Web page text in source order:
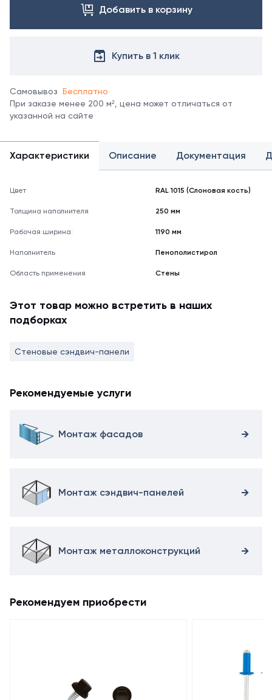
цвета
в
цветов
отображение
цвета
на
может
не
оттенку.
Добавить в корзину
Купить в 1 клик
Самовывоз Бесплатно
При заказе менее 200 м², цена может отличаться от
указанной на сайте
Характеристики Описание Документация
Цвет RAL 1015 (Слоновая кость)
Толщина наполнителя 250 мм
Рабочая ширина: 1190 мм
Наполнитель Пенополистирол
Область применения Стены
Этот товар можно встретить в наших
подборках
Стеновые сэндвич-панели
Рекомендуемые услуги
Монтаж фасадов
Монтаж сэндвич-панелей
Монтаж металлоконструкций
Рекомендуем приобрести